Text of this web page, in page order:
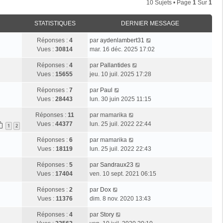
10 Sujets • Page 1 Sur 1
STATISTIQUES DERNIER MESSAGE
Réponses : 4
Vues : 30814
par aydenlambert31
mar. 16 déc. 2025 17:02
Réponses : 4
Vues : 15655
par Pallantides
jeu. 10 juil. 2025 17:28
Réponses : 7
Vues : 28443
par Paul
lun. 30 juin 2025 11:15
1 2
Réponses : 11
Vues : 44377
par mamarika
lun. 25 juil. 2022 22:44
Réponses : 6
Vues : 18119
par mamarika
lun. 25 juil. 2022 22:43
Réponses : 5
Vues : 17404
par Sandraux23
ven. 10 sept. 2021 06:15
Réponses : 2
Vues : 11376
par Dox
dim. 8 nov. 2020 13:43
Réponses : 4
par Story